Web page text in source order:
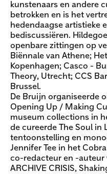
kunstenaars en andere
betrokken en is het
hedendaagse artistieke
bediscussiëren.
openbare zittingen op
Biënnale van Athene;
Kopenhagen; Casco -
Theory, Utrecht; CCS
Brussel.
De Bruijn organiseerde
Opening Up / Making
museum collections in
de cureerde The Soul in
tentoonstelling en
Jennifer Tee in het
co-redacteur en -auteur
ARCHIVE CRISIS,